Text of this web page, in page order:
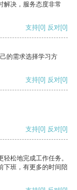
解决，服务态度非常
支持[0] 反对[0]
的需求选择学习方
支持[0] 反对[0]
支持[0] 反对[0]
松地完成工作任务。
下班，有更多的时间陪